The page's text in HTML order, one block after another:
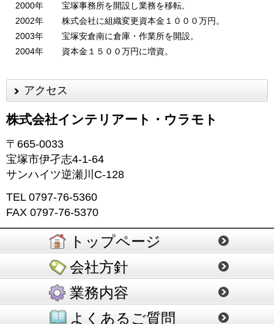
2000年
宝塚事務所を開設し業務を移転。
2002年
株式会社に組織変更資本金１０００万円。
2003年
宝塚安倉南に倉庫・作業所を開設。
2004年
資本金１５００万円に増資。
アクセス
株式会社インテリアート・ウラモト
〒665-0033
宝塚市伊孑志4-1-64
サンハイツ逆瀬川C-128
TEL 0797-76-5360
FAX 0797-76-5370
トップページ
会社方針
業務内容
よくあるご質問